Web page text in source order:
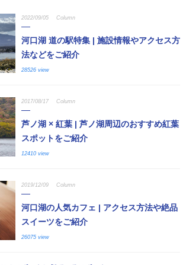
2022/09/05 Column
河口湖 道の駅特集 | 施設情報やアクセス方
法などをご紹介
28526 view
2017/08/17 Column
芦ノ湖 × 紅葉 | 芦ノ湖周辺のおすすめ紅葉
スポットをご紹介
12410 view
2019/12/09 Column
河口湖の人気カフェ | アクセス方法や絶品
スイーツをご紹介
26075 view